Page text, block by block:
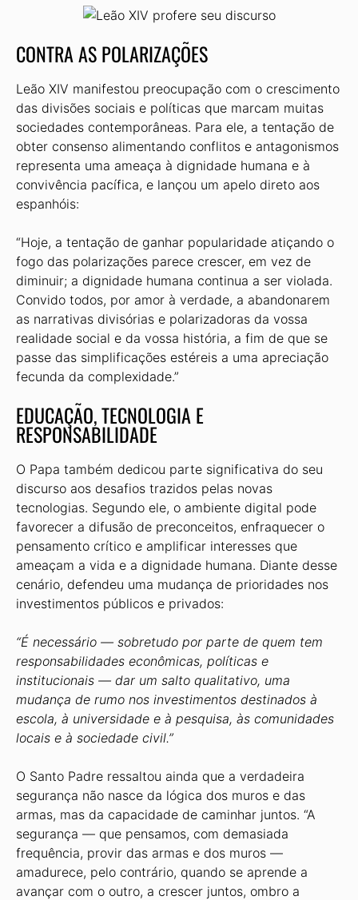
CONTRA AS POLARIZAÇÕES
Leão XIV manifestou preocupação com o crescimento
das divisões sociais e políticas que marcam muitas
sociedades contemporâneas. Para ele, a tentação de
obter consenso alimentando conflitos e antagonismos
representa uma ameaça à dignidade humana e à
convivência pacífica, e lançou um apelo direto aos
espanhóis:
“Hoje, a tentação de ganhar popularidade atiçando o
fogo das polarizações parece crescer, em vez de
diminuir; a dignidade humana continua a ser violada.
Convido todos, por amor à verdade, a abandonarem
as narrativas divisórias e polarizadoras da vossa
realidade social e da vossa história, a fim de que se
passe das simplificações estéreis a uma apreciação
fecunda da complexidade.”
EDUCAÇÃO, TECNOLOGIA E
RESPONSABILIDADE
O Papa também dedicou parte significativa do seu
discurso aos desafios trazidos pelas novas
tecnologias. Segundo ele, o ambiente digital pode
favorecer a difusão de preconceitos, enfraquecer o
pensamento crítico e amplificar interesses que
ameaçam a vida e a dignidade humana. Diante desse
cenário, defendeu uma mudança de prioridades nos
investimentos públicos e privados:
“É necessário — sobretudo por parte de quem tem
responsabilidades econômicas, políticas e
institucionais — dar um salto qualitativo, uma
mudança de rumo nos investimentos destinados à
escola, à universidade e à pesquisa, às comunidades
locais e à sociedade civil.”
O Santo Padre ressaltou ainda que a verdadeira
segurança não nasce da lógica dos muros e das
armas, mas da capacidade de caminhar juntos. “A
segurança — que pensamos, com demasiada
frequência, provir das armas e dos muros —
amadurece, pelo contrário, quando se aprende a
avançar com o outro, a crescer juntos, ombro a